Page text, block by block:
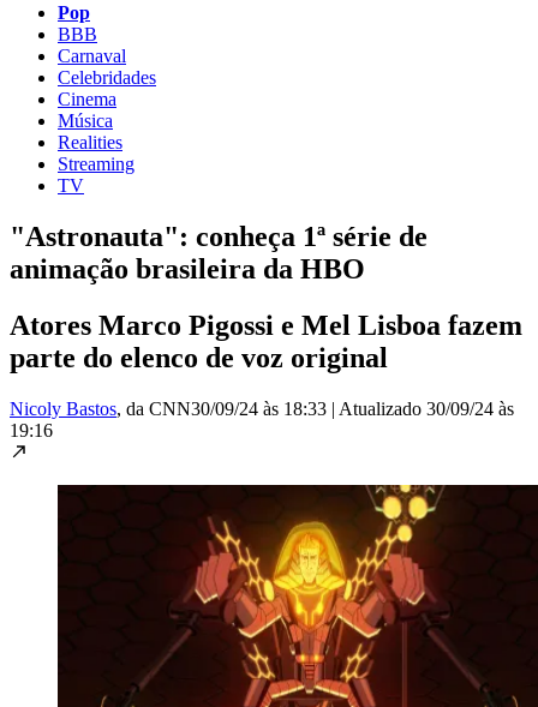
Pop
BBB
Carnaval
Celebridades
Cinema
Música
Realities
Streaming
TV
"Astronauta": conheça 1ª série de
animação brasileira da HBO
Atores Marco Pigossi e Mel Lisboa fazem
parte do elenco de voz original
Nicoly Bastos, da CNN30/09/24 às 18:33 | Atualizado 30/09/24 às
19:16